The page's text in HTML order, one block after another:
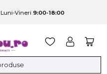
Luni-Vineri 9:00-18:00